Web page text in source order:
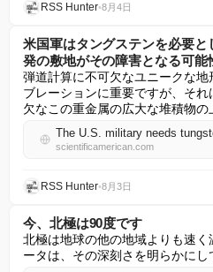
RSS Hunter•8月4日
米国軍はタングステンを必要
発の敷地がその障害となる可能
弾道計算に不可欠なユニークな地
ブレーションに重要ですが、そ
欠なこの重金属の広大な堆積物の
scientificamerican.com
RSS Hunter•8月3日
今、北極は90度です
北極は地球の他の地域よりも速
ータは、その深刻さを明らかにし